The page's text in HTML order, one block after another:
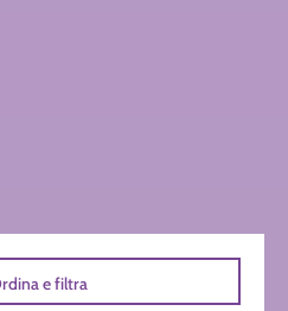
e filtra